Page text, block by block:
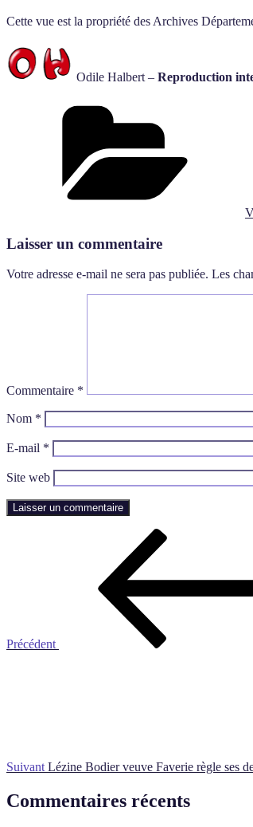
Cette vue est la propriété des Archives
Odile Halbert – Reproduction
Laisser un commentaire
Votre adresse e-mail ne sera pas publiée. Les
Commentaire *
Nom *
E-mail *
Site web
Précédent
Suivant Lézine Bodier veuve Faverie règle ses
Commentaires récents